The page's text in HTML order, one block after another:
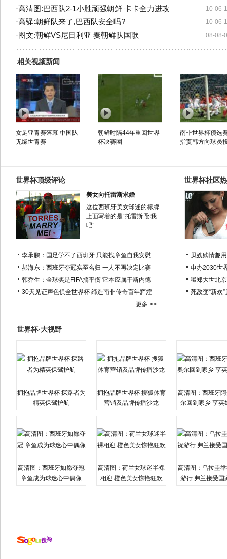
10-06-
·高清图:巴西队2-1小胜顽强朝鲜 卡卡全力进攻
10-06-
·高驿:朝鲜队来了,巴西队安全吗?
08-08-
· 图文:朝鲜VS尼日利亚 奏朝鲜队国歌
相关视频新闻
女足亚青赛落幕 中国队
无缘世青赛
朝鲜时隔44年重回世界
杯决赛圈
南非世界杯预选
指责韩方向球员
世界杯顶级评论
美女向托雷斯求婚
这位西班牙美女球迷的标牌
上面写着的是“托雷斯 娶我
吧”...
李承鹏：国足学不了西班牙 只能找章鱼自我安慰
郝海东：西班牙夺冠实至名归 一人不再决定比赛
韩乔生：金球奖是FIFA搞平衡 它本应属于斯内德
30天见证声色俱全世界杯 缔造南非传奇百年辉煌
更多 >>
世界杯社区
贝嫂购情趣
申办2030世
曝郑大世北
死敌变“新欢
世界杯·大视野
拥抱品牌世界杯 探路者为
精英保驾护航
拥抱品牌世界杯 搜狐体育
营销及品牌传播沙龙
高清图：西班牙
尔回到家乡 享英
高清图：西班牙如愿夺冠
章鱼成为球迷心中偶像
高清图：荷兰女球迷半裸
相迎 橙色美女惊艳狂欢
高清图：乌拉圭
游行 弗兰接受国